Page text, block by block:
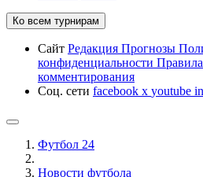
Ко всем турнирам
Сайт Редакция Прогнозы
конфиденциальности
комментирования
Соц. сети facebook x youtube
Футбол 24
Новости футбола